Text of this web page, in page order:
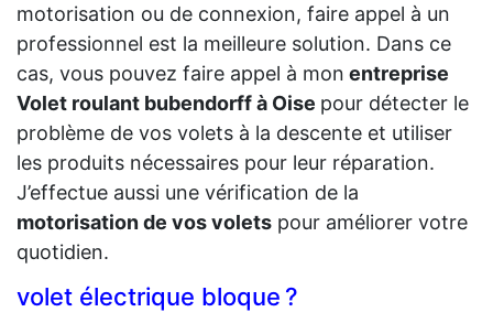
motorisation ou de connexion, faire appel à un
professionnel est la meilleure solution. Dans ce
cas, vous pouvez faire appel à mon entreprise
Volet roulant bubendorff à Oise pour détecter le
problème de vos volets à la descente et utiliser
les produits nécessaires pour leur réparation.
J’effectue aussi une vérification de la
motorisation de vos volets pour améliorer votre
quotidien.
volet électrique bloque ?